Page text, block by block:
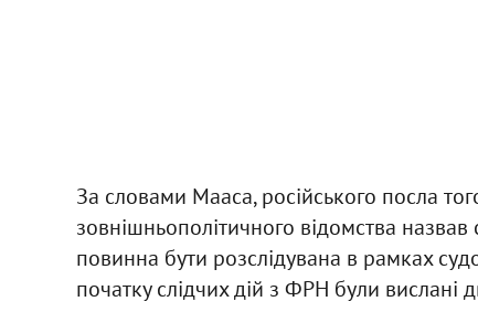
За словами Мааса, російського посла
зовнішньополітичного відомства
повинна бути розслідувана в рамках
початку слідчих дій з ФРН були вислані